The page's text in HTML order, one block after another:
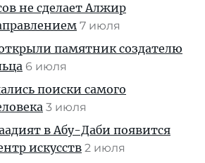
не сделает Алжир
7 июля
памятник создателю
6 июля
поиски самого
3 июля
в Абу-Даби появится
искусств 2 июля